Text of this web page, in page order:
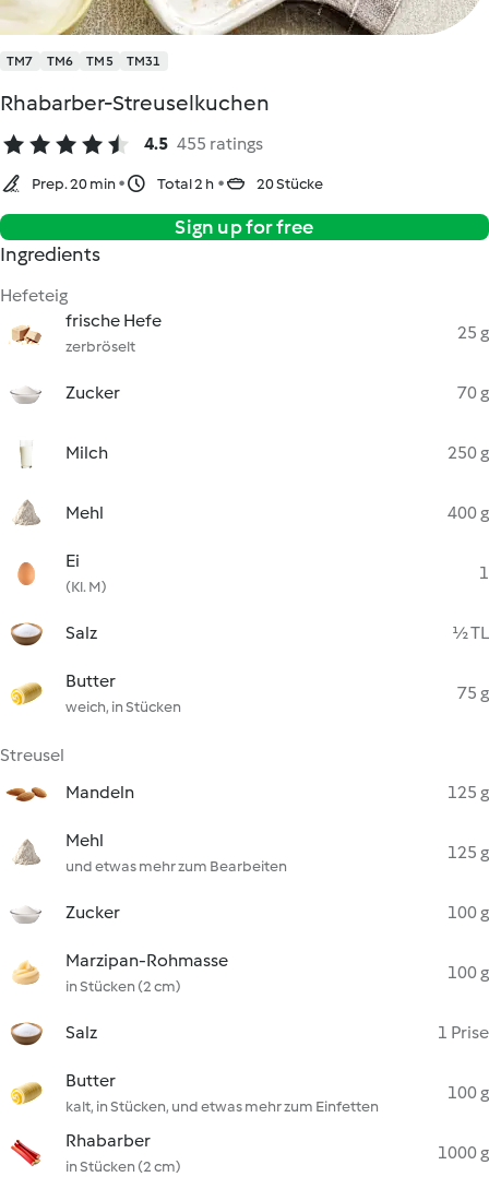
TM7 TM6 TM5 TM31
Rhabarber-Streuselkuchen
4.5 455 ratings
Prep. 20 min Total 2 h 20 Stücke
Sign up for free
Ingredients
Hefeteig
frische Hefe
zerbröselt
25 g
Zucker 70 g
Milch 250 g
Mehl 400 g
Ei
(Kl. M)
1
Salz ½ TL
Butter
weich, in Stücken
75 g
Streusel
Mandeln
125 g
Mehl
und etwas mehr zum Bearbeiten
125 g
Zucker 100 g
Marzipan-Rohmasse
in Stücken (2 cm)
100 g
Salz 1 Prise
Butter
kalt, in Stücken, und etwas mehr zum Einfetten
100 g
Rhabarber
in Stücken (2 cm)
1000 g